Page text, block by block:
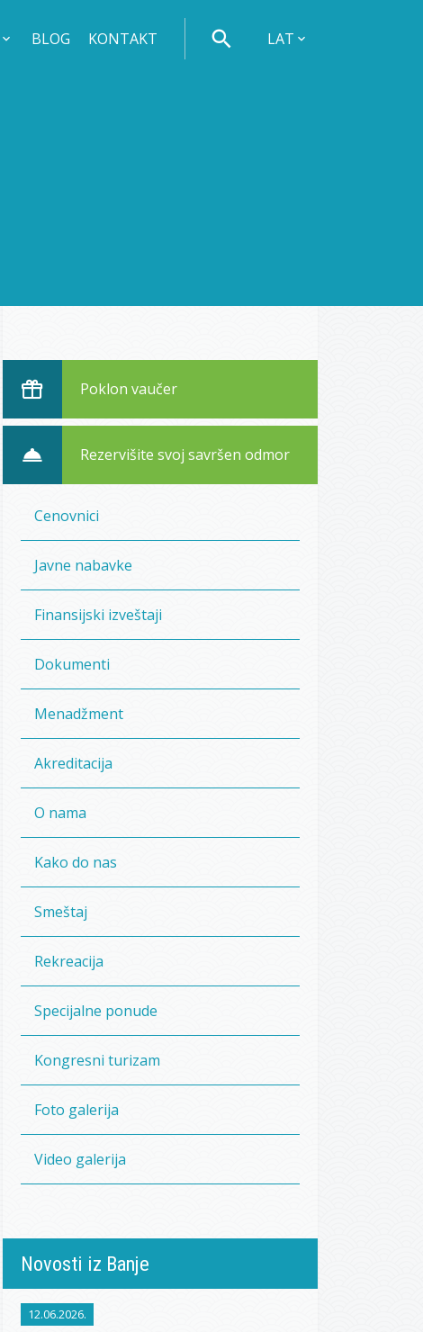
BLOG KONTAKT LAT
Poklon vaučer
Rezervišite svoj savršen odmor
Cenovnici
Javne nabavke
Finansijski izveštaji
Dokumenti
Menadžment
Akreditacija
O nama
Kako do nas
Smeštaj
Rekreacija
Specijalne ponude
Kongresni turizam
Foto galerija
Video galerija
Novosti iz Banje
12.06.2026.